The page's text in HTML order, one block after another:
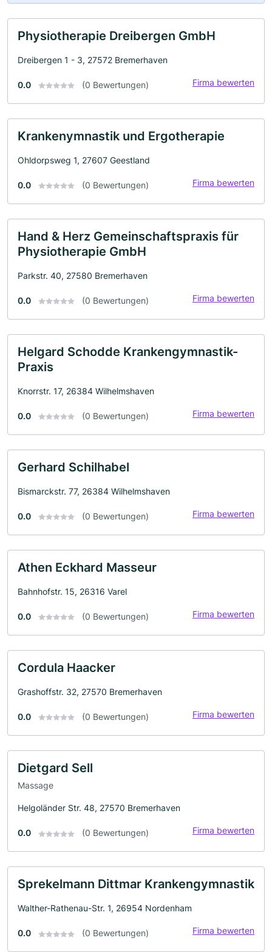
Physiotherapie Dreibergen GmbH
Dreibergen 1 - 3, 27572 Bremerhaven
0.0 (0 Bewertungen) Firma bewerten
Krankenymnastik und Ergotherapie
Ohldorpsweg 1, 27607 Geestland
0.0 (0 Bewertungen) Firma bewerten
Hand & Herz Gemeinschaftspraxis für
Physiotherapie GmbH
Parkstr. 40, 27580 Bremerhaven
0.0 (0 Bewertungen) Firma bewerten
Helgard Schodde Krankengymnastik-
Praxis
Knorrstr. 17, 26384 Wilhelmshaven
0.0 (0 Bewertungen) Firma bewerten
Gerhard Schilhabel
Bismarckstr. 77, 26384 Wilhelmshaven
0.0 (0 Bewertungen) Firma bewerten
Athen Eckhard Masseur
Bahnhofstr. 15, 26316 Varel
0.0 (0 Bewertungen) Firma bewerten
Cordula Haacker
Grashoffstr. 32, 27570 Bremerhaven
0.0 (0 Bewertungen) Firma bewerten
Dietgard Sell
Massage
Helgoländer Str. 48, 27570 Bremerhaven
0.0 (0 Bewertungen) Firma bewerten
Sprekelmann Dittmar Krankengymnastik
Walther-Rathenau-Str. 1, 26954 Nordenham
0.0 (0 Bewertungen) Firma bewerten